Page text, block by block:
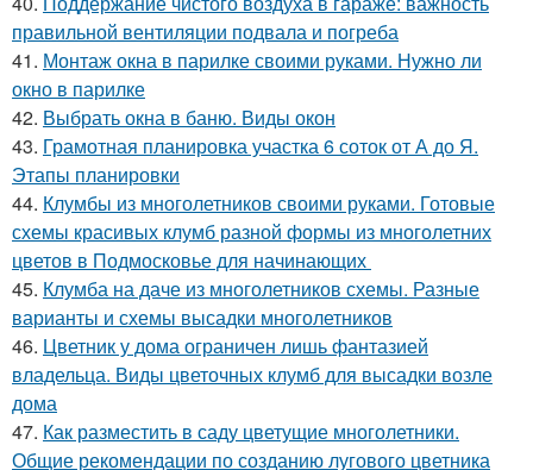
правильной вентиляции подвала и погреба
41. Монтаж окна в парилке своими руками. Нужно ли
окно в парилке
42. Выбрать окна в баню. Виды окон
43. Грамотная планировка участка 6 соток от А до Я.
Этапы планировки
44. Клумбы из многолетников своими руками. Готовые
схемы красивых клумб разной формы из многолетних
цветов в Подмосковье для начинающих
45. Клумба на даче из многолетников схемы. Разные
варианты и схемы высадки многолетников
46. Цветник у дома ограничен лишь фантазией
владельца. Виды цветочных клумб для высадки возле
дома
47. Как разместить в саду цветущие многолетники.
Общие рекомендации по созданию лугового цветника